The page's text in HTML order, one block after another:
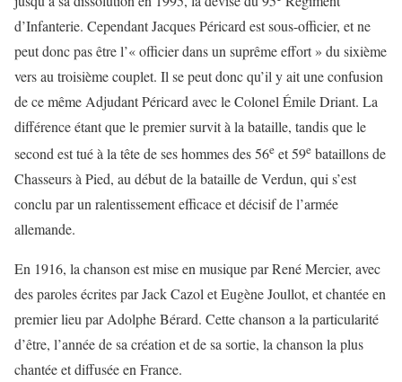
d’Infanterie. Cependant Jacques Péricard est sous-officier, et ne
peut donc pas être l’« officier dans un suprême effort » du sixième
vers au troisième couplet. Il se peut donc qu’il y ait une confusion
de ce même Adjudant Péricard avec le Colonel Émile Driant. La
différence étant que le premier survit à la bataille, tandis que le
second est tué à la tête de ses hommes des 56e et 59e bataillons de
Chasseurs à Pied, au début de la bataille de Verdun, qui s’est
conclu par un ralentissement efficace et décisif de l’armée
allemande.
En 1916, la chanson est mise en musique par René Mercier, avec
des paroles écrites par Jack Cazol et Eugène Joullot, et chantée en
premier lieu par Adolphe Bérard. Cette chanson a la particularité
d’être, l’année de sa création et de sa sortie, la chanson la plus
chantée et diffusée en France.